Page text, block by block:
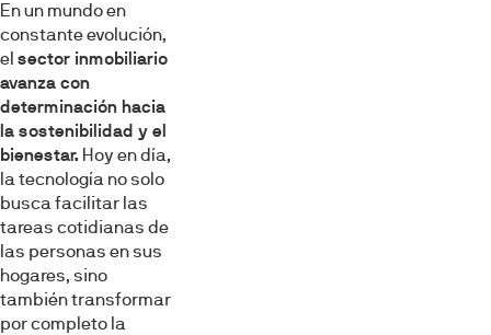
En un mundo en
constante evolución,
el sector inmobiliario
avanza con
determinación hacia
la sostenibilidad y el
bienestar. Hoy en día,
la tecnología no solo
busca facilitar las
tareas cotidianas de
las personas en sus
hogares, sino
también transformar
por completo la